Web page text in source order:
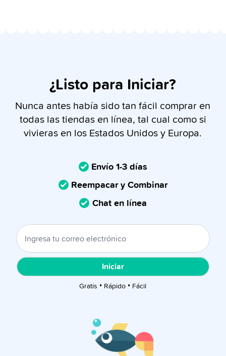
¿Listo para Iniciar?
Nunca antes había sido tan fácil comprar en
todas las tiendas en línea, tal cual como si
vivieras en los Estados Unidos y Europa.
Envío 1-3 días
Reempacar y Combinar
Chat en línea
Iniciar
Gratis • Rápido • Fácil